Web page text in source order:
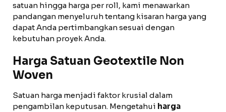
satuan hingga harga per roll, kami menawarkan
pandangan menyeluruh tentang kisaran harga yang
dapat Anda pertimbangkan sesuai dengan
kebutuhan proyek Anda.
Harga Satuan Geotextile Non
Woven
Satuan harga menjadi faktor krusial dalam
pengambilan keputusan. Mengetahui harga